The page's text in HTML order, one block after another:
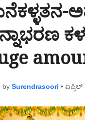
by Surendrasoori • ಏಪ್ರಿಲ್